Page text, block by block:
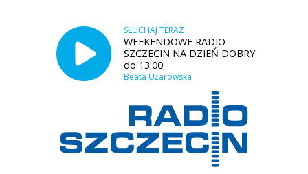
SŁUCHAJ TERAZ
WEEKENDOWE RADIO
SZCZECIN NA DZIEŃ DOBRY
do 13:00
Beata Użarowska